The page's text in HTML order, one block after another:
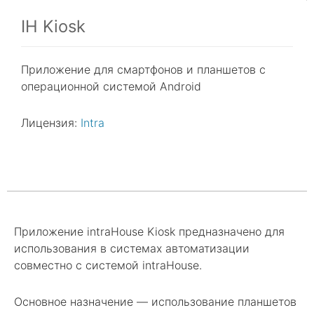
IH Kiosk
Приложение для смартфонов и планшетов с
операционной системой Android
Лицензия: Intra
Приложение intraHouse Kiosk предназначено для
использования в системах автоматизации
совместно с системой intraHouse.
Основное назначение — использование планшетов